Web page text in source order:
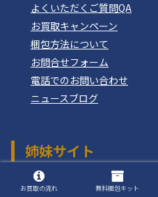
よくいただくご質問QA
お買取キャンペーン
梱包方法について
お問合せフォーム
電話でのお問い合わせ
ニュースブログ
姉妹サイト
おもちゃ買取ドットJP
つりぐ買取ドットJP
お買取の流れ 無料梱包キット